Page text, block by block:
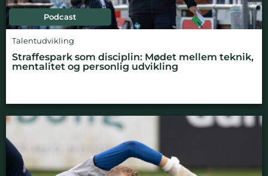
Podcast
Talentudvikling
Straffespark som disciplin: Mødet mellem teknik,
mentalitet og personlig udvikling